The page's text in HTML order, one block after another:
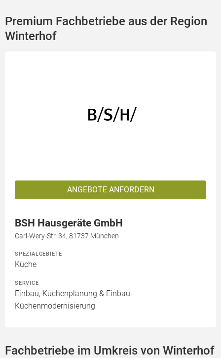
Premium Fachbetriebe aus der Region
Winterhof
ANGEBOTE ANFORDERN
BSH Hausgeräte GmbH
Carl-Wery-Str. 34, 81737 München
SPEZIALGEBIETE
Küche
SERVICE
Einbau, Küchenplanung & Einbau,
Küchenmodernisierung
Fachbetriebe im Umkreis von Winterhof